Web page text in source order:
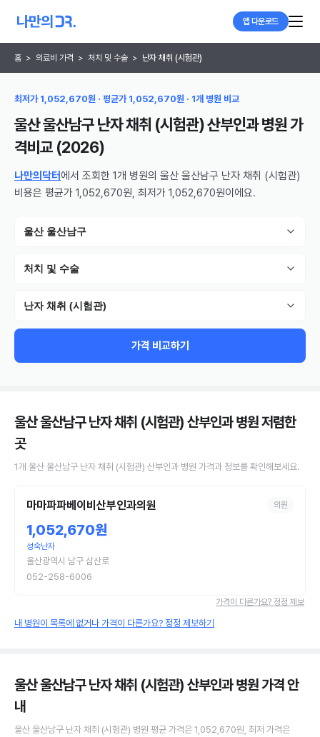
앱 다운로드
홈 > 의료비 가격 > 처치 및 수술 > 난자 채취 (시험관)
최저가 1,052,670원 · 평균가 1,052,670원 · 1개 병원 비교
울산 울산남구 난자 채취 (시험관) 산부인과 병원가
격비교 (2026)
나만의닥터 에서 조회한 1개 병원의 울산 울산남구 난자 채취 (시험관)
비용은 평균가 1,052,670원, 최저가 1,052,670원이에요.
울산 울산남구
처치 및 수술
난자 채취 (시험관)
가격 비교하기
울산 울산남구 난자 채취 (시험관) 산부인과 병원저렴한
곳
1개 울산 울산남구 난자 채취 (시험관) 산부인과 병원 가격과 정보를 확인해보세요.
마마파파베이비산부인과의원 의원
1,052,670원
성숙난자
울산광역시 남구 삼산로
052-258-6006
가격이 다른가요? 정정 제보
내 병원이 목록에 없거나 가격이 다른가요? 정정 제보하기
울산 울산남구 난자 채취 (시험관) 산부인과 병원가격 안
내
울산 울산남구 난자 채취 (시험관) 병원 평균 가격은 1,052,670원 , 최저 가격은